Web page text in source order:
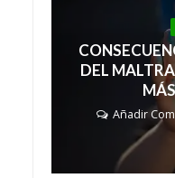
DEL
Añadir